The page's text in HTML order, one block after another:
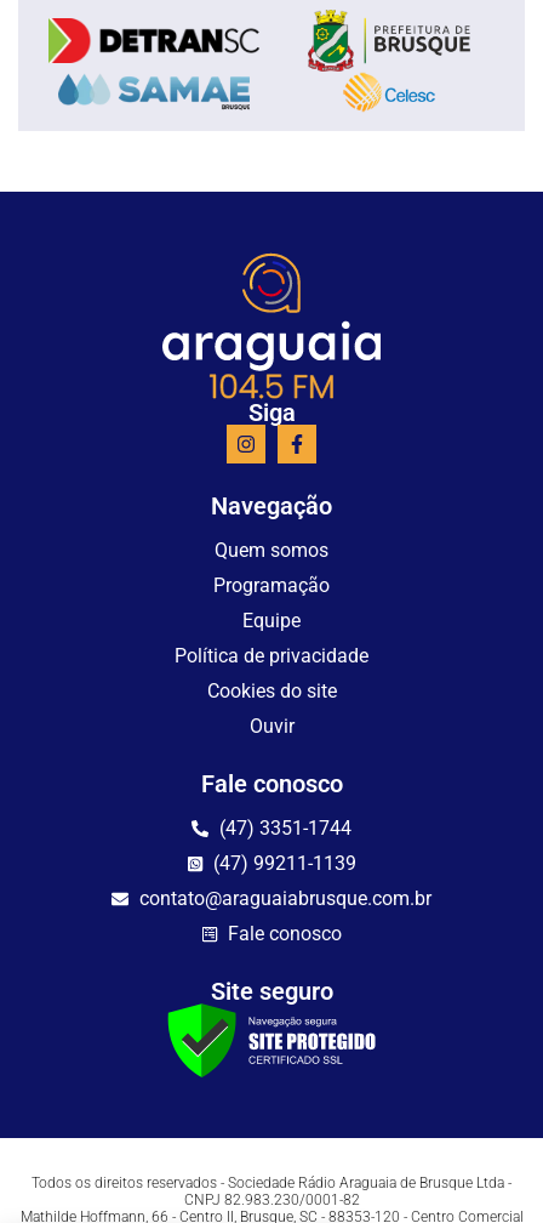
Siga
Navegação
Quem somos
Programação
Equipe
Política de privacidade
Cookies do site
Ouvir
Fale conosco
(47) 3351-1744
(47) 99211-1139
contato@araguaiabrusque.com.br
Fale conosco
Site seguro
Todos os direitos reservados - Sociedade Rádio Araguaia de Brusque Ltda -
CNPJ 82.983.230/0001-82
Mathilde Hoffmann, 66 - Centro II, Brusque, SC - 88353-120 - Centro Comercial